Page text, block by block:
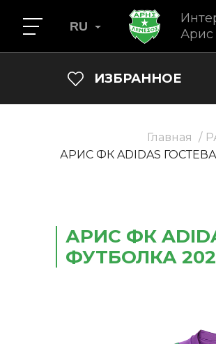
RU
ИЗБРАННОЕ
Главная
АРИС ФК ADIDAS
АРИС ФК
ФУТБОЛКА